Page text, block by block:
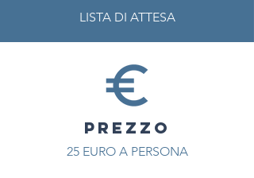
LISTA DI ATTESA
PREZZO
25 EURO A PERSONA